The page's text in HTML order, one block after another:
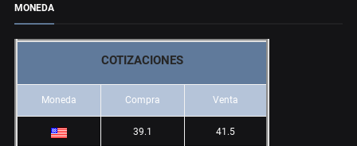
MONEDA
COTIZACIONES
Moneda Compra Venta
39.1 41.5